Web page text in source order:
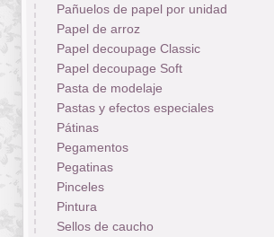
Pañuelos de papel por unidad
Papel de arroz
Papel decoupage Classic
Papel decoupage Soft
Pasta de modelaje
Pastas y efectos especiales
Pátinas
Pegamentos
Pegatinas
Pinceles
Pintura
Sellos de caucho